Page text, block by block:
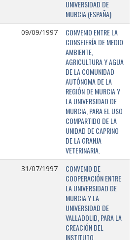
UNIVERSIDAD DE
MURCIA (ESPAÑA)
09/09/1997
CONVENIO ENTRE LA
CONSEJERÍA DE MEDIO
AMBIENTE,
AGRICULTURA Y AGUA
DE LA COMUNIDAD
AUTÓNOMA DE LA
REGIÓN DE MURCIA Y
LA UNIVERSIDAD DE
MURCIA, PARA EL USO
COMPARTIDO DE LA
UNIDAD DE CAPRINO
DE LA GRANJA
VETERINARIA.
31/07/1997
CONVENIO DE
COOPERACIÓN ENTRE
LA UNIVERSIDAD DE
MURCIA Y LA
UNIVERSIDAD DE
VALLADOLID, PARA LA
CREACIÓN DEL
INSTITUTO